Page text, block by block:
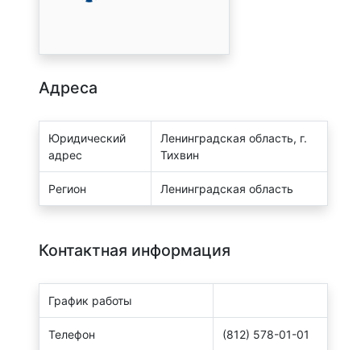
Адреса
Юридический
адрес
Ленинградская область, г.
Тихвин
Регион Ленинградская область
Контактная информация
График работы
Телефон (812) 578-01-01